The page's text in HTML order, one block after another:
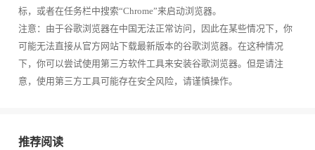
标，或者在任务栏中搜索“Chrome”来启动浏览器。
注意：由于谷歌浏览器在中国无法正常访问，因此在某些情况下，你
可能无法直接从官方网站下载最新版本的谷歌浏览器。在这种情况
下，你可以尝试使用第三方软件工具来安装谷歌浏览器。但是请注
意，使用第三方工具可能存在安全风险，请谨慎操作。
推荐阅读